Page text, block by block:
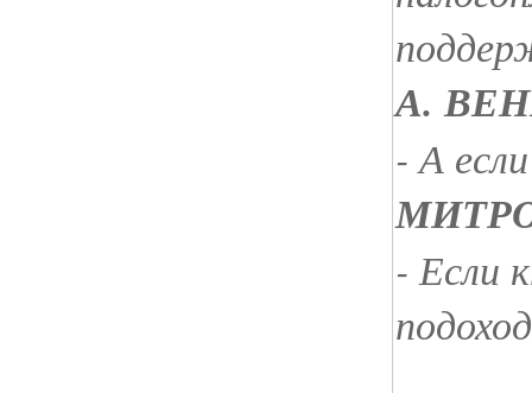
А.
- А
- Если